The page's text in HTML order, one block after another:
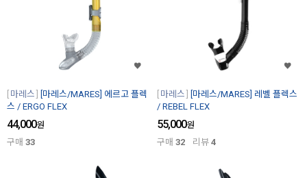
마레스
[마레스/MARES] 에르고 플렉
스 / ERGO FLEX
44,000원
구매 33
마레스
[마레스/MARES] 레벨 플렉스
/ REBEL FLEX
55,000원
구매 32 리뷰 4